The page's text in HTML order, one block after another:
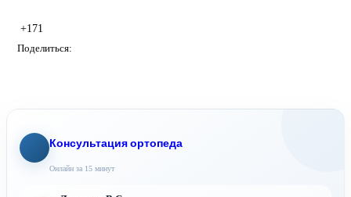
+171
Поделиться:
Консультация ортопеда
Онлайн за 15 минут